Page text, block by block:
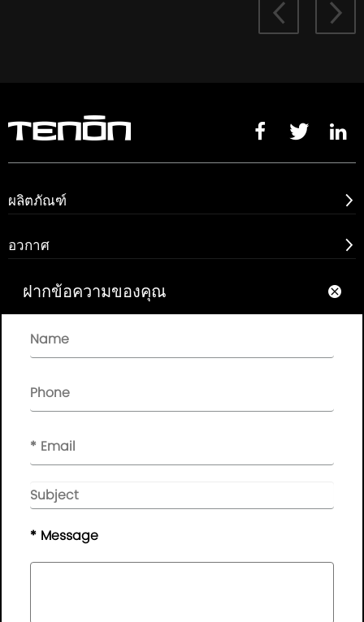
 
  
ผลิตภัณฑ์ 
อวกาศ 
เกี่ยวกับ
ลิงก์ด่วน
จดหมายข่าว 
© ลิขสิทธิ์ - 2010-2019 :Guangdong AP Tenon Sci.&
Tech. Co., Ltd.สงวนลิขสิทธิ์
ฝากข้อความของคุณ 
* Message